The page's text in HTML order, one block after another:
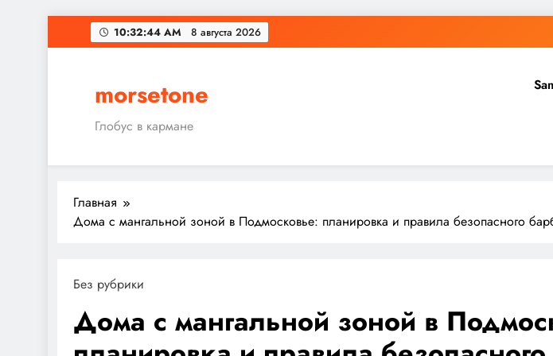
Перейти
к
10:32:45 AM 8 августа 2026
morsetone
Глобус в кармане
Главная
Дома с мангальной зоной в Подмосковье: планировка и правила безопасного
Без рубрики
Дома с мангальной зоной в